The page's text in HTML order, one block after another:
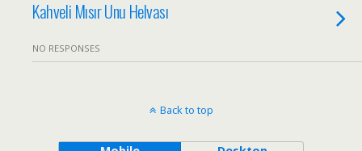
Kahveli Mısır Unu Helvası
NO RESPONSES
Back to top